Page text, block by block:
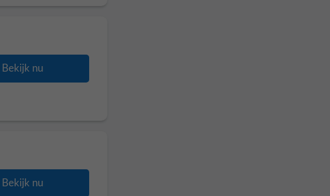
Bekijk nu
Bekijk nu